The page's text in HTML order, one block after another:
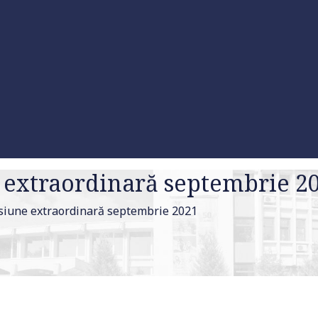
septembrie
extraordinară septembrie 2021